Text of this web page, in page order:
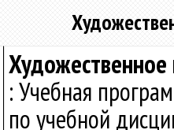
Художественное
: Учебная
по учебной